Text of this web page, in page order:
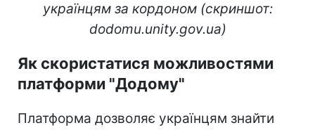
українцям за кордоном (скриншот:
dodomu.unity.gov.ua)
Як скористатися можливостями
платформи "Додому"
Платформа дозволяє українцям знайти